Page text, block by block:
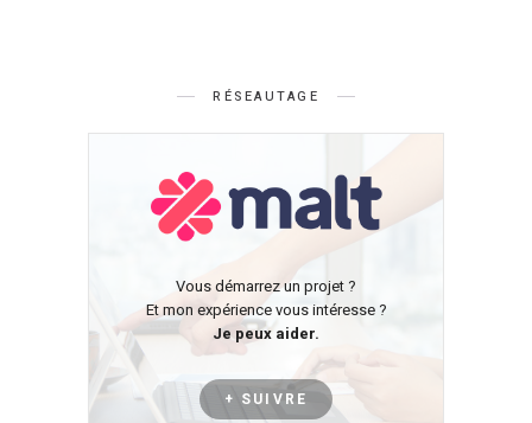
RÉSEAUTAGE
Vous démarrez un projet ?
Et mon expérience vous intéresse ?
Je peux aider.
+ SUIVRE